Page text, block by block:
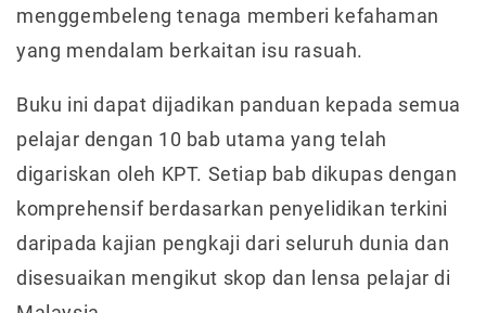
menggembeleng tenaga memberi kefahaman
yang mendalam berkaitan isu rasuah.
Buku ini dapat dijadikan panduan kepada semua
pelajar dengan 10 bab utama yang telah
digariskan oleh KPT. Setiap bab dikupas dengan
komprehensif berdasarkan penyelidikan terkini
daripada kajian pengkaji dari seluruh dunia dan
disesuaikan mengikut skop dan lensa pelajar di